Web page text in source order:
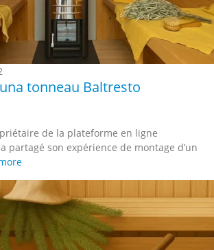
tonneau Baltresto
de la plateforme en ligne
a partagé son expérience de montage d’un